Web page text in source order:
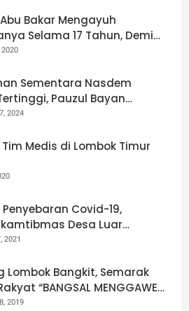
agar para penerima santunan
mungkin untuk
kebutuhan ekonomi selama
"Semoga rizki yang kita
sebaik mungkin," harapnya.
ini akan terus
pekerjaan yang baik
yang baik pula kepada
ini, kita juga bergerak di
membantu warga kita yang
dan sebagainya.
Bakar Mengayuh
Selama 17 Tahun, Demi
Kemerdekaan
Sementara Nasdem
Pauzul Bayan
“Rebut” Kursi Dapil 3
2024
Medis di Lombok Timur
Covid-19,
Desa Luar
Kegiatan Posyandu
2021
Lombok Bangkit, Semarak
“BANGSAL MENGGAWE”
Digelar Para Seniman Di
2019